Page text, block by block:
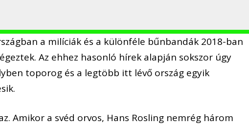
a milíciák és a különféle bűnbandák 2018-ban
Az ehhez hasonló hírek alapján sokszor úgy
toporog és a legtöbb itt lévő ország egyik
Amikor a svéd orvos, Hans Rosling nemrég három